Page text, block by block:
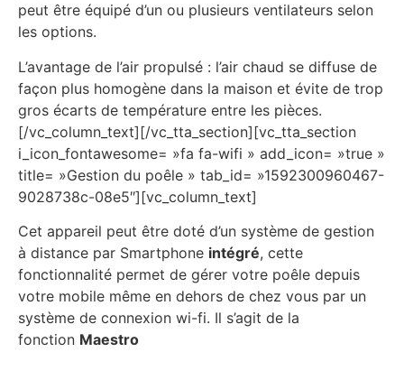
peut être équipé d’un ou plusieurs ventilateurs selon
les options.
L’avantage de l’air propulsé : l’air chaud se diffuse de
façon plus homogène dans la maison et évite de trop
gros écarts de température entre les pièces.
[/vc_column_text][/vc_tta_section][vc_tta_section
i_icon_fontawesome= »fa fa-wifi » add_icon= »true »
title= »Gestion du poêle » tab_id= »1592300960467-
9028738c-08e5″][vc_column_text]
Cet appareil peut être doté d’un système de gestion
à distance par Smartphone intégré, cette
fonctionnalité permet de gérer votre poêle depuis
votre mobile même en dehors de chez vous par un
système de connexion wi-fi. Il s’agit de la
fonction Maestro